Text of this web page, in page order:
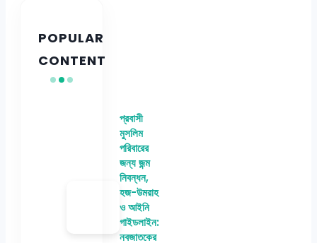
POPULAR
CONTENT
প্রবাসী
মুসলিম
পরিবারের
জন্য জন্ম
নিবন্ধন,
হজ-উমরাহ
ও আইনি
গাইডলাইন:
নবজাতকের